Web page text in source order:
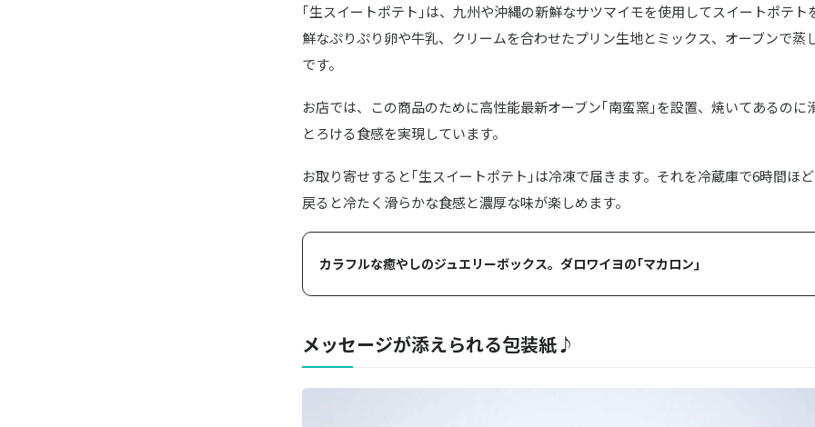
｢生スイートポテト｣は、九州や沖縄の新鮮なサツマイモを使用してスイートポテト
鮮なぷりぷり卵や牛乳、クリームを合わせたプリン生地とミックス、オーブンで蒸
です。
お店では、この商品のために高性能最新オーブン｢南蛮窯｣を設置、焼いてあるのに
とろける食感を実現しています。
お取り寄せすると｢生スイートポテト｣は冷凍で届きます。それを冷蔵庫で6時間ほ
戻ると冷たく滑らかな食感と濃厚な味が楽しめます。
カラフルな癒やしのジュエリーボックス。ダロワイヨの｢マカロン｣
メッセージが添えられる包装紙♪